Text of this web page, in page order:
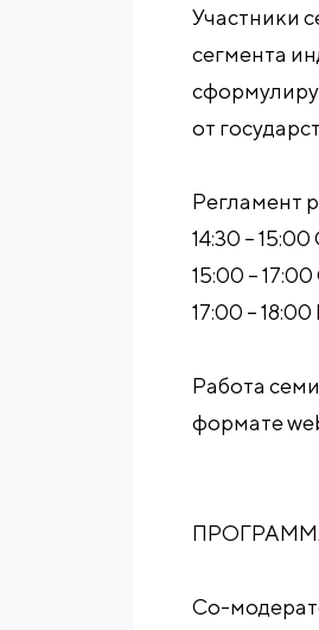
Участники
сегмента
от
Регламент
14:30 –
15:00 –
17:00 –
Работа
формате
Со-